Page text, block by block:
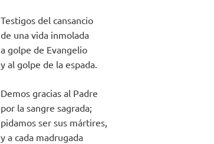
Testigos del cansancio
de una vida inmolada
a golpe de Evangelio
y al golpe de la espada.
Demos gracias al Padre
por la sangre sagrada;
pidamos ser sus mártires,
y a cada madrugada